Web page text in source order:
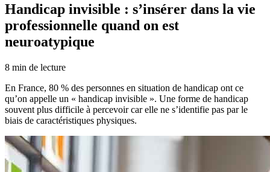
Handicap invisible : s’insérer dans la vie
professionnelle quand on est
neuroatypique
8 min de lecture
En France, 80 % des personnes en situation de handicap ont ce
qu’on appelle un « handicap invisible ». Une forme de handicap
souvent plus difficile à percevoir car elle ne s’identifie pas par le
biais de caractéristiques physiques.